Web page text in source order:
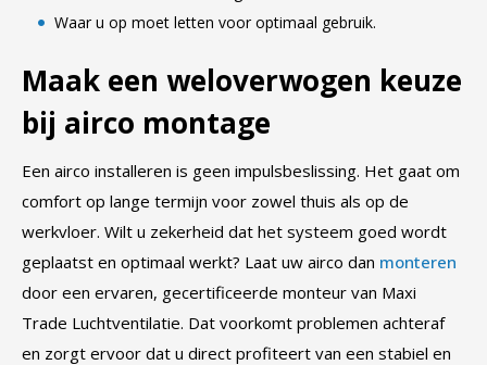
Waar u op moet letten voor optimaal gebruik.
Maak een weloverwogen keuze
bij airco montage
Een airco installeren is geen impulsbeslissing. Het gaat om
comfort op lange termijn voor zowel thuis als op de
werkvloer. Wilt u zekerheid dat het systeem goed wordt
geplaatst en optimaal werkt? Laat uw airco dan monteren
door een ervaren, gecertificeerde monteur van Maxi
Trade Luchtventilatie. Dat voorkomt problemen achteraf
en zorgt ervoor dat u direct profiteert van een stabiel en